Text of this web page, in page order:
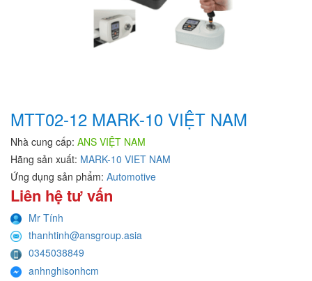
MTT02-12 MARK-10 VIỆT NAM
Nhà cung cấp: ANS VIỆT NAM
Hãng sản xuất: MARK-10 VIET NAM
Ứng dụng sản phẩm: Automotive
Liên hệ tư vấn
Mr Tính
thanhtinh@ansgroup.asia
0345038849
anhnghisonhcm